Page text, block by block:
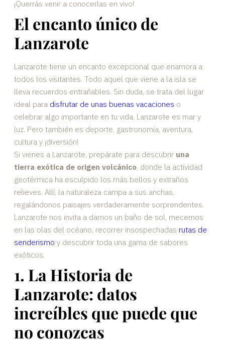
¡Querrás venir a conocerlas en vivo!
El encanto único de
Lanzarote
Lanzarote tiene un encanto excepcional que enamora a
todos los visitantes. Todo aquel que viene a la isla se
lleva recuerdos entrañables. Sin duda, se trata del lugar
ideal para disfrutar de unas buenas vacaciones o
celebrar algo importante en tu vida. Lanzarote es mar y
luz. Pero también es deporte, gastronomía, aventura,
cultura y ¡diversión!
Si vienes a Lanzarote, prepárate para descubrir una
tierra exótica de origen volcánico, donde la actividad
geotérmica ha esculpido los más bellos y extraños
relieves. Allí, la naturaleza campa a sus anchas,
regalándonos paisajes verdaderamente sorprendentes.
Lanzarote nos invita a darnos un baño de sol, mecernos
en las olas del océano, recorrer insospechadas rutas de
senderismo y descubrir toda una gama de sabores
exóticos.
1. La Historia de
Lanzarote: datos
increíbles que puede que
no conozcas